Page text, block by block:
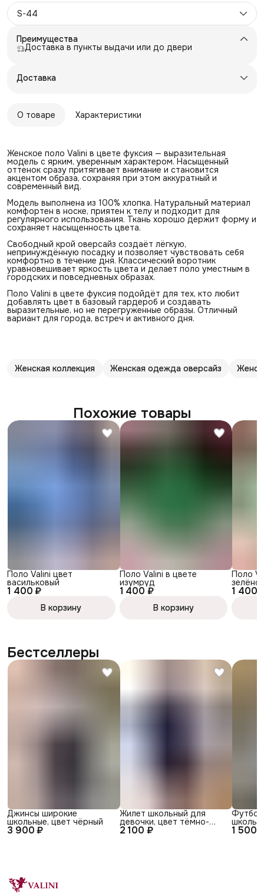
S-44
Преимущества
Доставка в пункты выдачи или до двери
Доставка
О товаре Характеристики
Женское поло Valini в цвете фуксия — выразительная
модель с ярким, уверенным характером. Насыщенный
оттенок сразу притягивает внимание и становится
акцентом образа, сохраняя при этом аккуратный и
современный вид.
Модель выполнена из 100% хлопка. Натуральный материал
комфортен в носке, приятен к телу и подходит для
регулярного использования. Ткань хорошо держит форму и
сохраняет насыщенность цвета.
Свободный крой оверсайз создаёт лёгкую,
непринуждённую посадку и позволяет чувствовать себя
комфортно в течение дня. Классический воротник
уравновешивает яркость цвета и делает поло уместным в
городских и повседневных образах.
Поло Valini в цвете фуксия подойдёт для тех, кто любит
добавлять цвет в базовый гардероб и создавать
выразительные, но не перегруженные образы. Отличный
вариант для города, встреч и активного дня.
Женская коллекция Женская одежда оверсайз
Похожие товары
1 400 ₽
Поло Valini цвет
васильковый
В корзину
1 400 ₽
Поло Valini в цвете
изумруд
В корзину
1 400
Поло
Бестселлеры
3 900 ₽
Джинсы широкие
школьные, цвет чёрный
2 100 ₽
Жилет школьный для
девочки, цвет тёмно-
синий 1 500